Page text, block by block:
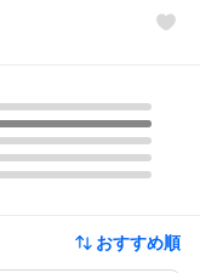
おすすめ順